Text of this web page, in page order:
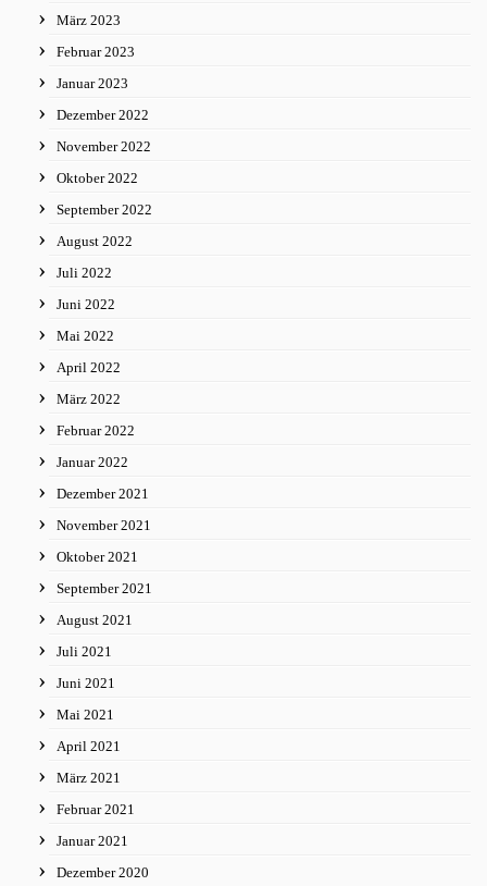
März 2023
Februar 2023
Januar 2023
Dezember 2022
November 2022
Oktober 2022
September 2022
August 2022
Juli 2022
Juni 2022
Mai 2022
April 2022
März 2022
Februar 2022
Januar 2022
Dezember 2021
November 2021
Oktober 2021
September 2021
August 2021
Juli 2021
Juni 2021
Mai 2021
April 2021
März 2021
Februar 2021
Januar 2021
Dezember 2020